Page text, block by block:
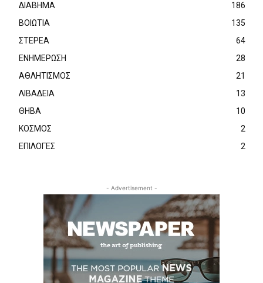
ΔΙΑΒΗΜΑ
186
ΒΟΙΩΤΙΑ
135
ΣΤΕΡΕΑ
64
ΕΝΗΜΕΡΩΣΗ
28
ΑΘΛΗΤΙΣΜΟΣ
21
ΛΙΒΑΔΕΙΑ
13
ΘΗΒΑ
10
ΚΟΣΜΟΣ
2
ΕΠΙΛΟΓΕΣ
2
- Advertisement -